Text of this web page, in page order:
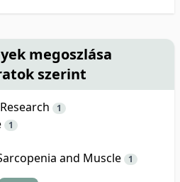
megoszlása
szerint
1
1
and Muscle 1